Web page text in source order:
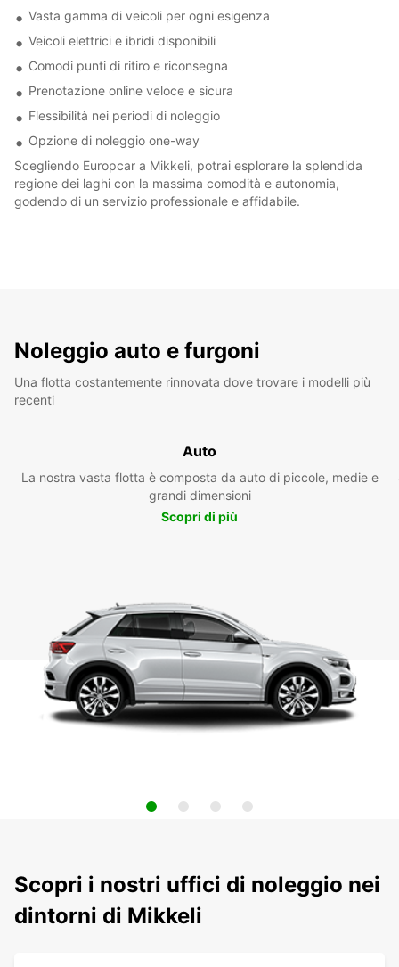
Vasta gamma di veicoli per ogni esigenza
Veicoli elettrici e ibridi disponibili
Comodi punti di ritiro e riconsegna
Prenotazione online veloce e sicura
Flessibilità nei periodi di noleggio
Opzione di noleggio one-way
Scegliendo Europcar a Mikkeli, potrai esplorare la splendida
regione dei laghi con la massima comodità e autonomia,
godendo di un servizio professionale e affidabile.
Noleggio auto e furgoni
Una flotta costantemente rinnovata dove trovare i modelli più
recenti
Auto
La nostra vasta flotta è composta da auto di piccole, medie e
grandi dimensioni
Scopri di più
Scopri i nostri uffici di noleggio nei
dintorni di Mikkeli